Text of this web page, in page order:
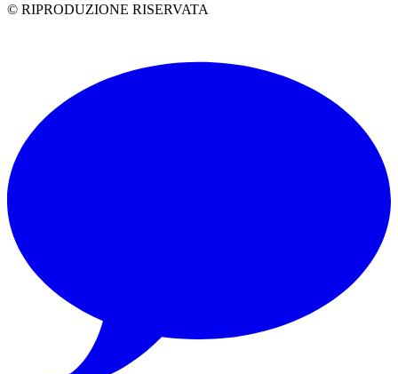
© RIPRODUZIONE RISERVATA